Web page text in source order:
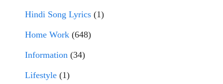
Hindi Song Lyrics (1)
Home Work (648)
Information (34)
Lifestyle (1)